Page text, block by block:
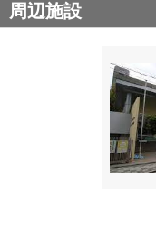
周辺施設